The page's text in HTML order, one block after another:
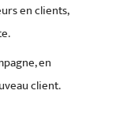
en clients,
en
client.